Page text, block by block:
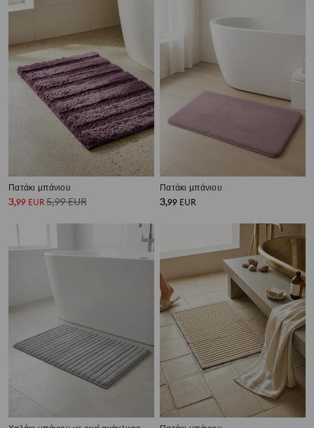
Πατάκι μπάνιου
3,99 EUR 5,99EUR
Πατάκι μπάνιου
3,99 EUR